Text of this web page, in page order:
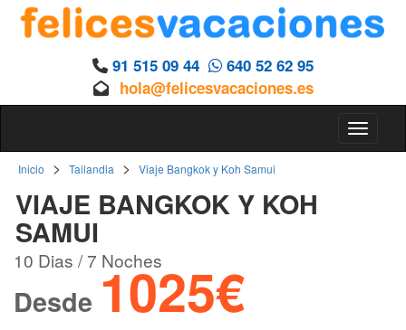
91 515 09 44
640 52 62 95
hola@felicesvacaciones.es
Inicio > Tailandia > Viaje Bangkok y Koh Samui
VIAJE BANGKOK Y KOH
SAMUI
10 Dias / 7 Noches
Desde 1025€